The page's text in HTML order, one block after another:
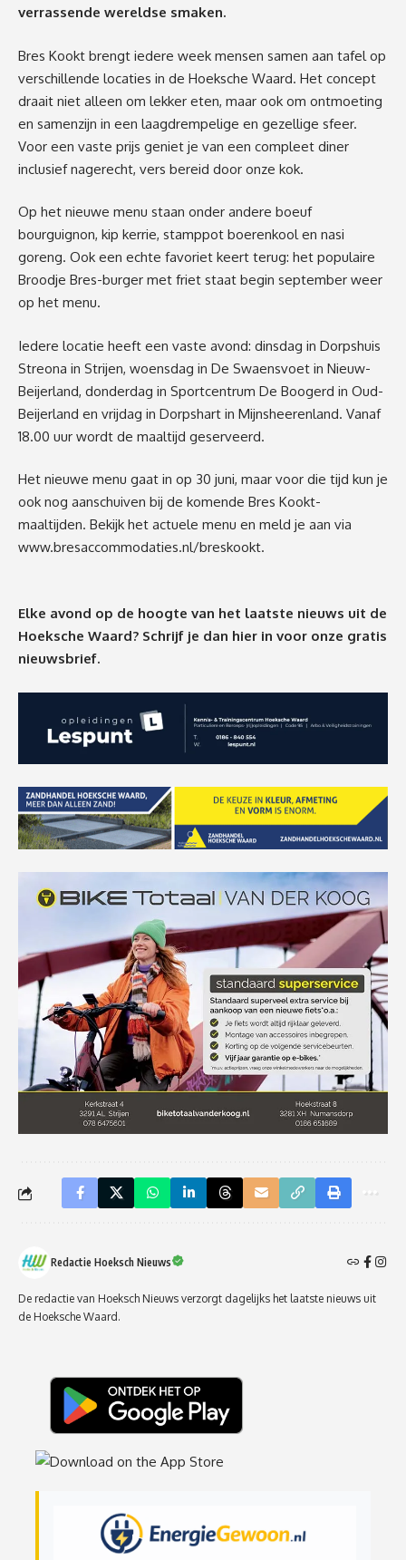
verrassende wereldse smaken.
Bres Kookt brengt iedere week mensen samen aan tafel op
verschillende locaties in de Hoeksche Waard. Het concept
draait niet alleen om lekker eten, maar ook om ontmoeting
en samenzijn in een laagdrempelige en gezellige sfeer.
Voor een vaste prijs geniet je van een compleet diner
inclusief nagerecht, vers bereid door onze kok.
Op het nieuwe menu staan onder andere boeuf
bourguignon, kip kerrie, stamppot boerenkool en nasi
goreng. Ook een echte favoriet keert terug: het populaire
Broodje Bres-burger met friet staat begin september weer
op het menu.
Iedere locatie heeft een vaste avond: dinsdag in Dorpshuis
Streona in Strijen, woensdag in De Swaensvoet in Nieuw-
Beijerland, donderdag in Sportcentrum De Boogerd in Oud-
Beijerland en vrijdag in Dorpshart in Mijnsheerenland. Vanaf
18.00 uur wordt de maaltijd geserveerd.
Het nieuwe menu gaat in op 30 juni, maar voor die tijd kun je
ook nog aanschuiven bij de komende Bres Kookt-
maaltijden. Bekijk het actuele menu en meld je aan via
www.bresaccommodaties.nl/breskookt.
Elke avond op de hoogte van het laatste nieuws uit de
Hoeksche Waard? Schrijf je dan hier in voor onze gratis
nieuwsbrief.
Redactie Hoeksch Nieuws
De redactie van Hoeksch Nieuws verzorgt dagelijks het laatste nieuws uit
de Hoeksche Waard.